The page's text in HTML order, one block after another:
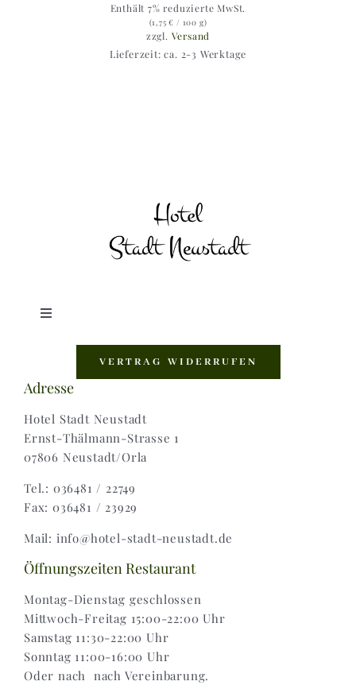
Enthält 7% reduzierte MwSt.
(1,75€ / 100 g)
zzgl. Versand
Lieferzeit: ca. 2-3 Werktage
Toggle
Zahlungsweisen |
Widerruf |
Versand & Lieferung
VERTRAG WIDERRUFEN
Adresse
Hotel Stadt Neustadt
Ernst-Thälmann-Strasse 1
07806 Neustadt/Orla
Tel.: 036481 / 22749
Fax: 036481 / 23929
Mail: info@hotel-stadt-neustadt.de
Öffnungszeiten Restaurant
Montag-Dienstag geschlossen
Mittwoch-Freitag 15:00-22:00 Uhr
Samstag 11:30-22:00 Uhr
Sonntag 11:00-16:00 Uhr
Oder nach nach Vereinbarung.